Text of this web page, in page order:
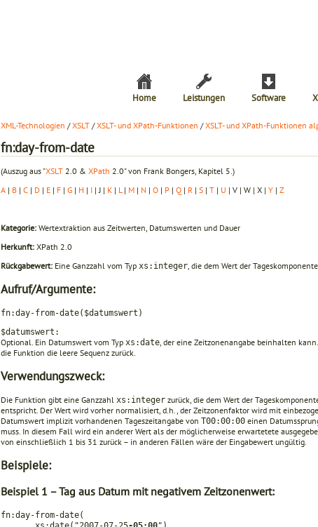
Home Leistungen Software
XML-Technologien /XSLT /XSLT- und XPath-Funktionen /XSLT- und XPath-Funktionen
fn:day-from-date
(Auszug aus "XSLT 2.0 & XPath 2.0" von Frank Bongers, Kapitel 5.)
A | B | C | D | E | F | G | H | I | J | K | L | M | N | O | P | Q | R | S | T | U | V | W | X | Y | Z
Kategorie: Wertextraktion aus Zeitwerten, Datumswerten und Dauer
Herkunft: XPath 2.0
Rückgabewert: Eine Ganzzahl vom Typ xs:integer , die dem Wert der
Aufruf/Argumente:
fn:day-from-date($datumswert)
$datumswert:
Optional. Ein Datumswert vom Typ xs:date , der eine Zeitzonen­angabe beinhalten
die Funktion die leere Sequenz zurück.
Verwendungszweck:
Die Funktion gibt eine Ganzzahl xs:integer zurück, die dem Wert der
entspricht. Der Wert wird vorher normalisiert, d.h., der Zeitzonenfaktor wird mit
Datumswert implizit vorhandenen Tageszeitangabe von T00:00:00 einen
muss. In diesem Fall wird ein anderer Wert als der möglicherweise erwartetete
von einschließlich 1 bis 31 zurück – in anderen Fällen wäre der Eingabewert ungültig.
Beispiele:
Beispiel 1 – Tag aus Datum mit negativem Zeitzonenwert:
fn:day-from-date(